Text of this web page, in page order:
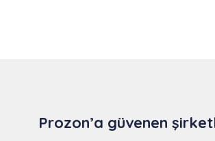
Prozon’a güvenen